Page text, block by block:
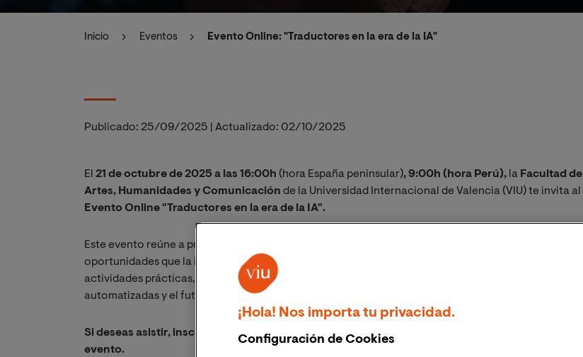
Inicio Eventos Evento Online: "Traductores en la era de la IA"
Publicado: 25/09/2025 Actualizado: 02/10/2025
El 21 de octubre de 2025 a las 16:00h (hora España peninsular), 9:00h (hora Perú), la Facultad de
Artes, Humanidades y Comunicación de la Universidad Internacional de Valencia (VIU) te invita al
Evento Online "Traductores en la era de la IA".
Este evento reúne a profesionales de la traducción para reflexionar sobre los desafíos y
oportunidades que la inteligencia artificial representa en su campo. A través de una mesa redonda y
actividades prácticas, se abordarán temas como la adaptación profesional, el uso de herramientas
automatizadas y el futuro del oficio en un entorno tecnológico en constante evolución.
Si deseas asistir, inscríbete y recibirás un enlace para acceder a la sesión el mismo día del
evento.
¡Hola! Nos importa tu privacidad.
Configuración de Cookies